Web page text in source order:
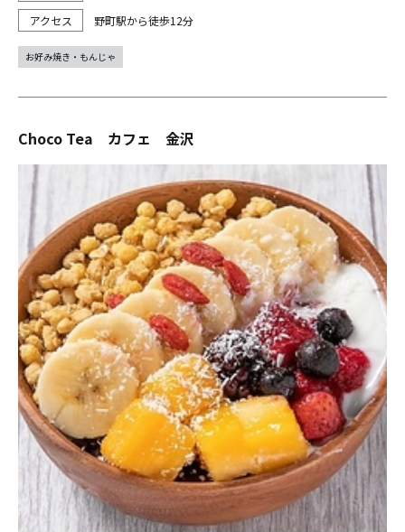
野町駅から徒歩12分
お好み焼き・もんじゃ
Choco Tea カフェ 金沢